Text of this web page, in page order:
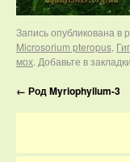
Запись опубликована в
Microsorium pteropus,
мох. Добавьте в закладки
← Род Myriophyllum-3